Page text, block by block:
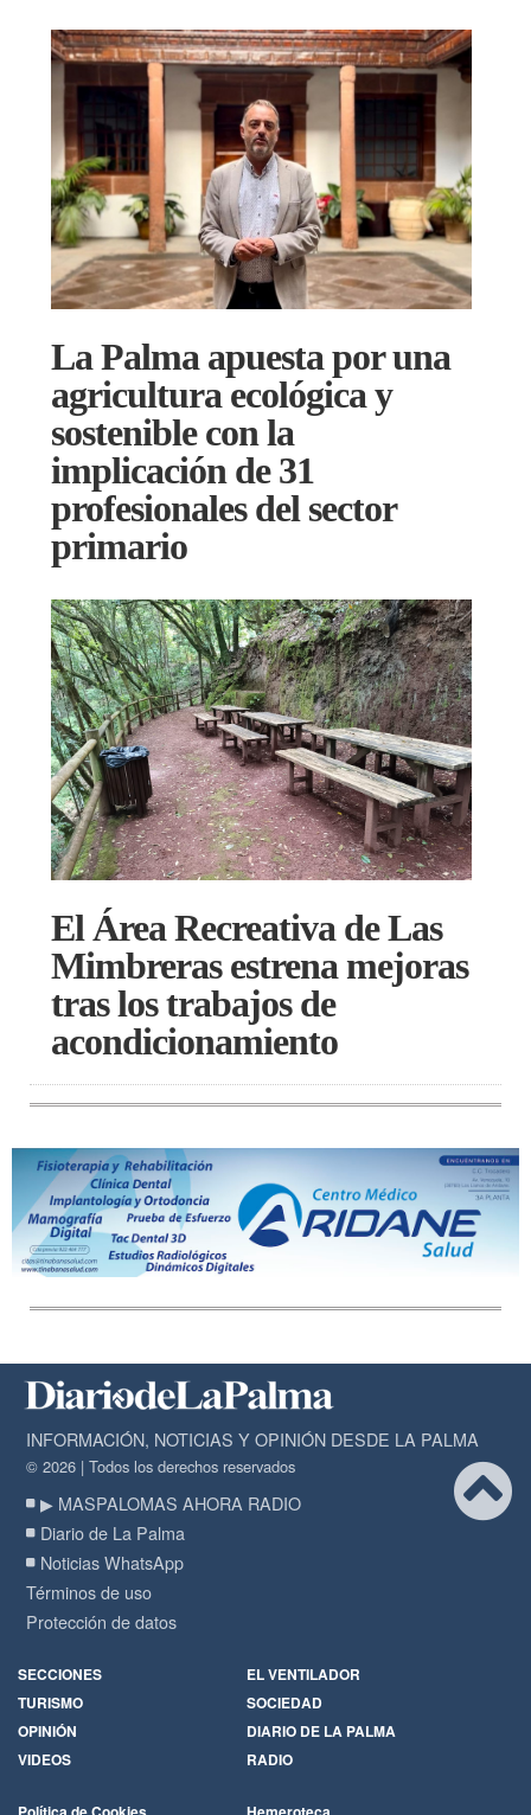
La Palma apuesta por una
agricultura ecológica y
sostenible con la
implicación de 31
profesionales del sector
primario
El Área Recreativa de Las
Mimbreras estrena mejoras
tras los trabajos de
acondicionamiento
INFORMACIÓN, NOTICIAS Y OPINIÓN DESDE LA PALMA
© 2026 | Todos los derechos reservados
▶ MASPALOMAS AHORA RADIO
Diario de La Palma
Noticias WhatsApp
Términos de uso
Protección de datos
SECCIONES
EL VENTILADOR
TURISMO
SOCIEDAD
OPINIÓN
DIARIO DE LA PALMA
VIDEOS
RADIO